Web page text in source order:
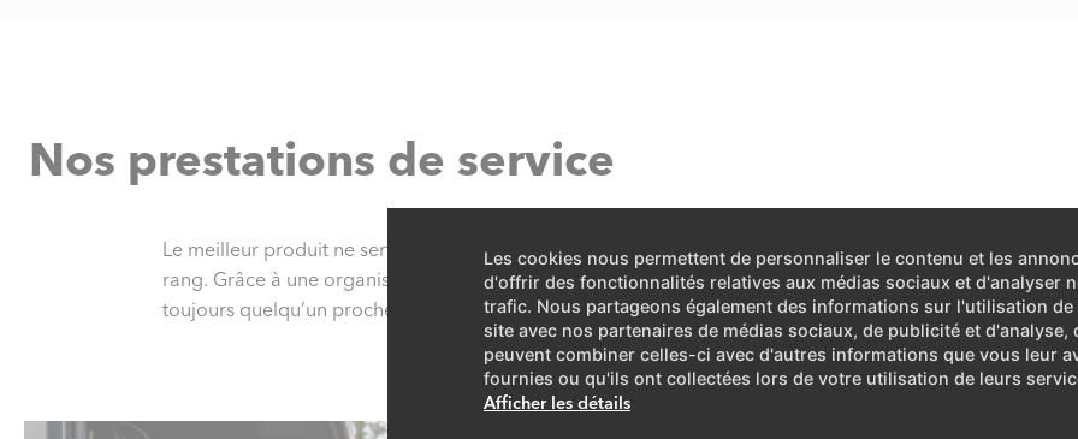
Les cookies nous permettent de personnaliser le contenu et les
d'offrir des fonctionnalités relatives aux médias sociaux et d'analyser
trafic. Nous partageons également des informations sur l'utilisation de
site avec nos partenaires de médias sociaux, de publicité et d'analyse,
peuvent combiner celles-ci avec d'autres informations que vous leur
fournies ou qu'ils ont collectées lors de votre utilisation de leurs
Afficher les détails
Nos prestations de service
Le meilleur produit ne sert à rien si le service n’est pas à la hauteur. C’est pourquoi ELCO propose
rang. Grâce à une organisation décentralisée et à 370 techniciennes et techniciens de maintenance
toujours quelqu’un proche de chez vous. Et ce, 24 h/24, toute l’année.